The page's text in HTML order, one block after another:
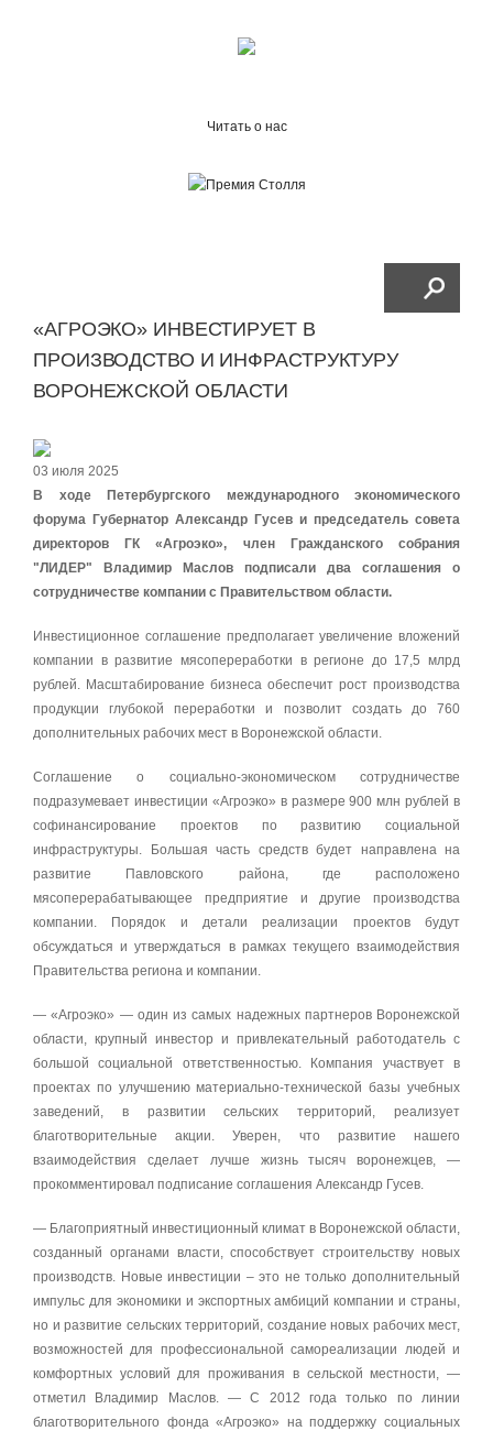
Читать о нас
«АГРОЭКО» ИНВЕСТИРУЕТ В
ПРОИЗВОДСТВО И ИНФРАСТРУКТУРУ
ВОРОНЕЖСКОЙ ОБЛАСТИ
03 июля 2025
В ходе Петербургского международного экономического
форума Губернатор Александр Гусев и председатель совета
директоров ГК «Агроэко», член Гражданского собрания
"ЛИДЕР" Владимир Маслов подписали два соглашения о
сотрудничестве компании с Правительством области.
Инвестиционное соглашение предполагает увеличение вложений
компании в развитие мясопереработки в регионе до 17,5 млрд
рублей. Масштабирование бизнеса обеспечит рост производства
продукции глубокой переработки и позволит создать до 760
дополнительных рабочих мест в Воронежской области.
Соглашение о социально-экономическом сотрудничестве
подразумевает инвестиции «Агроэко» в размере 900 млн рублей в
софинансирование проектов по развитию социальной
инфраструктуры. Большая часть средств будет направлена на
развитие Павловского района, где расположено
мясоперерабатывающее предприятие и другие производства
компании. Порядок и детали реализации проектов будут
обсуждаться и утверждаться в рамках текущего взаимодействия
Правительства региона и компании.
— «Агроэко» — один из самых надежных партнеров Воронежской
области, крупный инвестор и привлекательный работодатель с
большой социальной ответственностью. Компания участвует в
проектах по улучшению материально-технической базы учебных
заведений, в развитии сельских территорий, реализует
благотворительные акции. Уверен, что развитие нашего
взаимодействия сделает лучше жизнь тысяч воронежцев, —
прокомментировал подписание соглашения Александр Гусев.
— Благоприятный инвестиционный климат в Воронежской области,
созданный органами власти, способствует строительству новых
производств. Новые инвестиции – это не только дополнительный
импульс для экономики и экспортных амбиций компании и страны,
но и развитие сельских территорий, создание новых рабочих мест,
возможностей для профессиональной самореализации людей и
комфортных условий для проживания в сельской местности, —
отметил Владимир Маслов. — С 2012 года только по линии
благотворительного фонда «Агроэко» на поддержку социальных